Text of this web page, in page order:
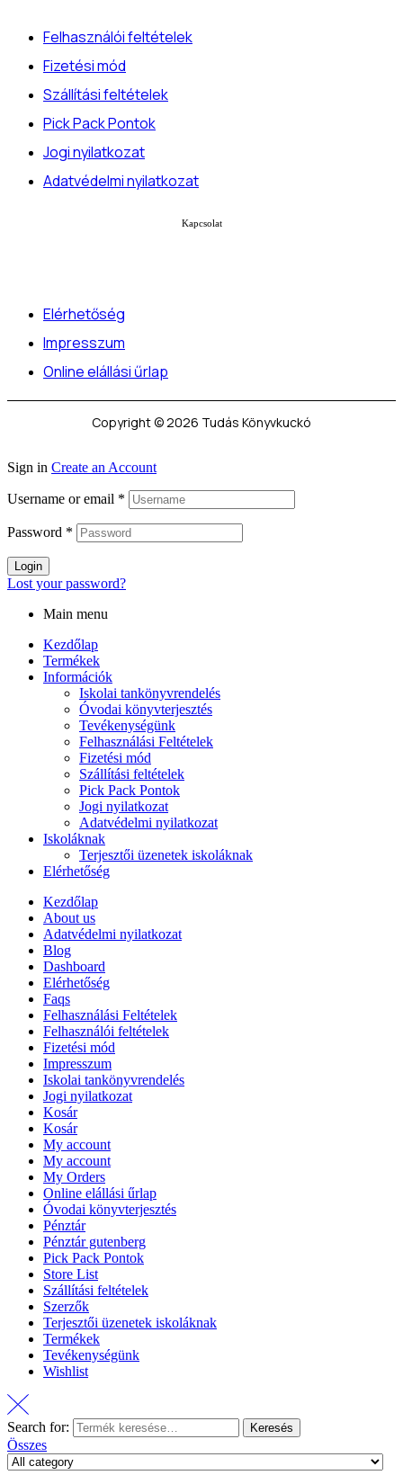
Felhasználói feltételek
Fizetési mód
Szállítási feltételek
Pick Pack Pontok
Jogi nyilatkozat
Adatvédelmi nyilatkozat
Kapcsolat
Elérhetőség
Impresszum
Online elállási űrlap
Copyright © 2026 Tudás Könyvkuckó
Sign in Create an Account
Username or email *
Password *
Login
Lost your password?
Main menu
Kezdőlap
Termékek
Információk
Iskolai tankönyvrendelés
Óvodai könyvterjesztés
Tevékenységünk
Felhasználási Feltételek
Fizetési mód
Szállítási feltételek
Pick Pack Pontok
Jogi nyilatkozat
Adatvédelmi nyilatkozat
Iskoláknak
Terjesztői üzenetek iskoláknak
Elérhetőség
Kezdőlap
About us
Adatvédelmi nyilatkozat
Blog
Dashboard
Elérhetőség
Faqs
Felhasználási Feltételek
Felhasználói feltételek
Fizetési mód
Impresszum
Iskolai tankönyvrendelés
Jogi nyilatkozat
Kosár
Kosár
My account
My account
My Orders
Online elállási űrlap
Óvodai könyvterjesztés
Pénztár
Pénztár gutenberg
Pick Pack Pontok
Store List
Szállítási feltételek
Szerzők
Terjesztői üzenetek iskoláknak
Termékek
Tevékenységünk
Wishlist
Search for: Keresés
Összes